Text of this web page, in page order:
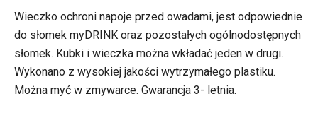
Wieczko ochroni napoje przed owadami, jest odpowiednie
do słomek myDRINK oraz pozostałych ogólnodostępnych
słomek. Kubki i wieczka można wkładać jeden w drugi.
Wykonano z wysokiej jakości wytrzymałego plastiku.
Można myć w zmywarce. Gwarancja 3- letnia.